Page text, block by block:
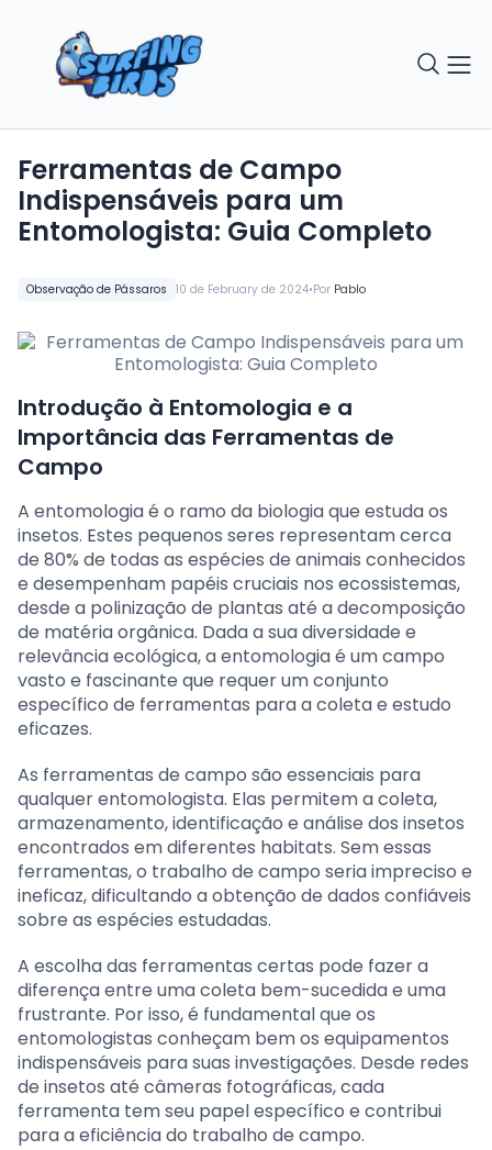
Observação de Pássaros 10 de February de 2024•Por Pablo
Ferramentas de Campo
Indispensáveis para um
Entomologista: Guia Completo
Introdução à Entomologia e a
Importância das Ferramentas de
Campo
A entomologia é o ramo da biologia que estuda os
insetos. Estes pequenos seres representam cerca
de 80% de todas as espécies de animais conhecidos
e desempenham papéis cruciais nos ecossistemas,
desde a polinização de plantas até a decomposição
de matéria orgânica. Dada a sua diversidade e
relevância ecológica, a entomologia é um campo
vasto e fascinante que requer um conjunto
específico de ferramentas para a coleta e estudo
eficazes.
As ferramentas de campo são essenciais para
qualquer entomologista. Elas permitem a coleta,
armazenamento, identificação e análise dos insetos
encontrados em diferentes habitats. Sem essas
ferramentas, o trabalho de campo seria impreciso e
ineficaz, dificultando a obtenção de dados confiáveis
sobre as espécies estudadas.
A escolha das ferramentas certas pode fazer a
diferença entre uma coleta bem-sucedida e uma
frustrante. Por isso, é fundamental que os
entomologistas conheçam bem os equipamentos
indispensáveis para suas investigações. Desde redes
de insetos até câmeras fotográficas, cada
ferramenta tem seu papel específico e contribui
para a eficiência do trabalho de campo.